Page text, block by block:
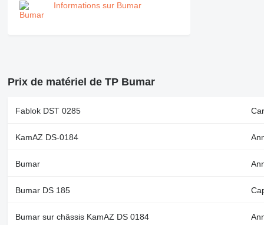
Informations sur Bumar
Prix de matériel de TP Bumar
Fablok DST 0285
KamAZ DS-0184
Bumar
Bumar DS 185
Bumar sur châssis KamAZ DS 0184